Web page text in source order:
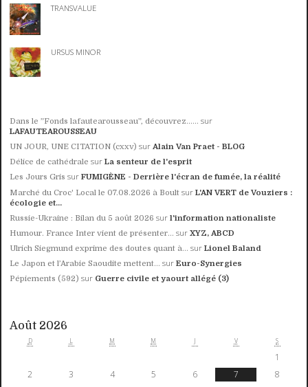
TRANSVALUE
URSUS MINOR
Dans le ”Fonds lafautearousseau”, découvrez...... sur
LAFAUTEAROUSSEAU
UN JOUR, UNE CITATION (cxxv) surAlain Van Praet - BLOG
Délice de cathédrale surLa senteur de l'esprit
Les Jours Gris surFUMIGÈNE - Derrière l'écran de fumée, la réalité
Marché du Croc' Local le 07.08.2026 à Boult surL'AN VERT de Vouziers :
écologie et...
Russie-Ukraine : Bilan du 5 août 2026 surl'information nationaliste
Humour. France Inter vient de présenter... surXYZ, ABCD
Ulrich Siegmund exprime des doutes quant à... surLionel Baland
Le Japon et l’Arabie Saoudite mettent... surEuro-Synergies
Pépiements (592) sur Guerre civile et yaourt allégé (3)
Août 2026
D L M M J V S
1
2
3 4 5 6 7
8